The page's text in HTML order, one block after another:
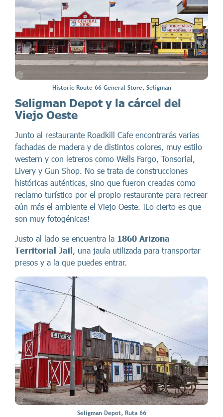
Historic Route 66 General Store, Seligman
Seligman Depot y la cárcel del
Viejo Oeste
Junto al restaurante Roadkill Cafe encontrarás varias
fachadas de madera y de distintos colores, muy estilo
western y con letreros como Wells Fargo, Tonsorial,
Livery y Gun Shop. No se trata de construcciones
históricas auténticas, sino que fueron creadas como
reclamo turístico por el propio restaurante para recrear
aún más el ambiente el Viejo Oeste. ¡Lo cierto es que
son muy fotogénicas!
Justo al lado se encuentra la 1860 Arizona
Territorial Jail , una jaula utilizada para transportar
presos y a la que puedes entrar.
Seligman Depot, Ruta 66